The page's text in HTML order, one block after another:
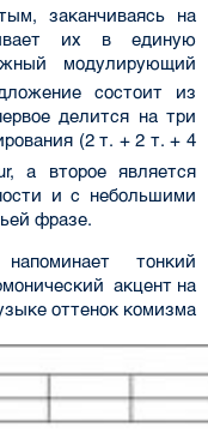
заканчиваясь на
их в единую
модулирующий
состоит из
делится на три
(2 т. + 2 т. + 4
а второе является
и с небольшими
фразе.
тонкий
акцент на
оттенок комизма